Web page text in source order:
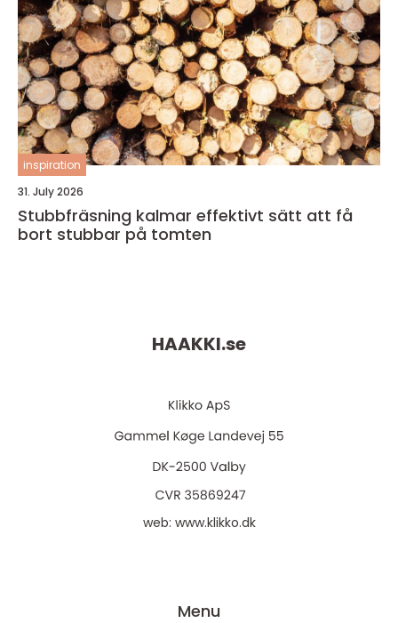
inspiration
31. July 2026
Stubbfräsning kalmar effektivt sätt att få
bort stubbar på tomten
HAAKKI.se
web: www.klikko.dk
Menu